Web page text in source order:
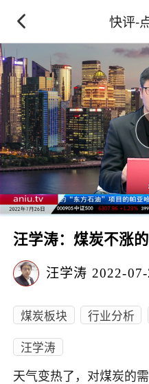
快评-
汪学涛：煤炭不涨
汪学涛 2022-07-
煤炭板块 行业分析
汪学涛
天气变热了，对煤炭的